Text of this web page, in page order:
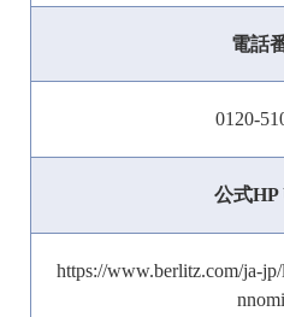
電話
0120-
公式HP
https://www.berlitz.com/ja-jp/